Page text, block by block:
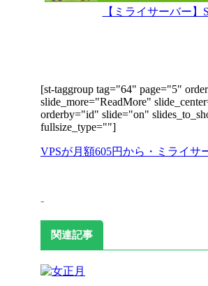
【ミライサーバー
[st-taggroup tag="64" page="5"
slide_more="ReadMore"
orderby="id" slide="on"
fullsize_type=""]
VPSが月額605円から・ミライサ
-
関連記事